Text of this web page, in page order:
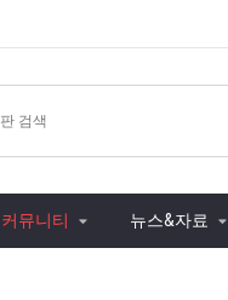
커뮤니티 뉴스&자료